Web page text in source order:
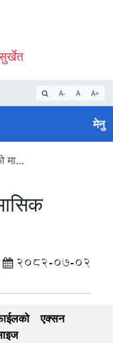
A- A A+
मेनु
मा...
2082-07-02
एक्सन